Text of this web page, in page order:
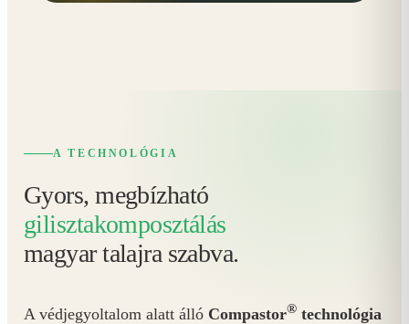
A TECHNOLÓGIA
Gyors, megbízható
gilisztakomposztálás
magyar talajra szabva.
A védjegyoltalom alatt álló Compastor® technológia